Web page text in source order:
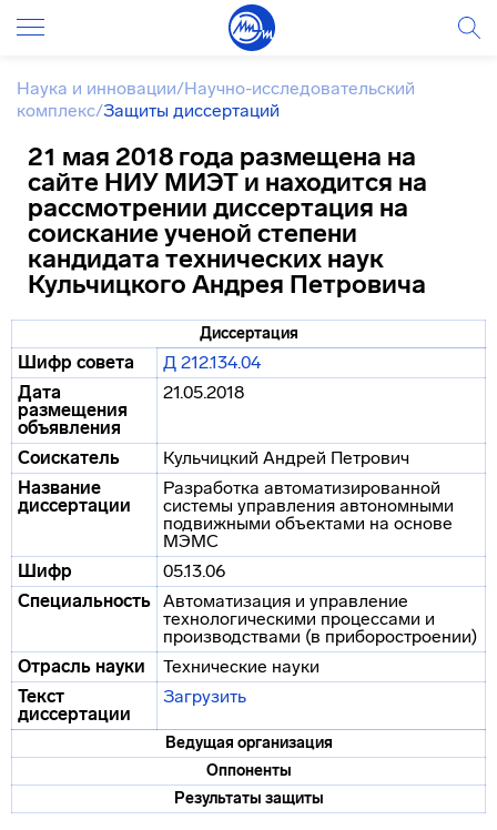
Наука и инновации/Научно-исследовательский
комплекс/Защиты диссертаций
21 мая 2018 года размещена на
сайте НИУ МИЭТ и находится на
рассмотрении диссертация на
соискание ученой степени
кандидата технических наук
Кульчицкого Андрея Петровича
Диссертация
Шифр совета
Д 212.134.04
Дата
размещения
объявления
21.05.2018
Соискатель
Кульчицкий Андрей Петрович
Название
диссертации
Разработка автоматизированной
системы управления автономными
подвижными объектами на основе
МЭМС
Шифр
05.13.06
Специальность Автоматизация и управление
технологическими процессами и
производствами (в приборостроении)
Отрасль науки
Технические науки
Текст
диссертации
Загрузить
Ведущая организация
Оппоненты
Результаты защиты